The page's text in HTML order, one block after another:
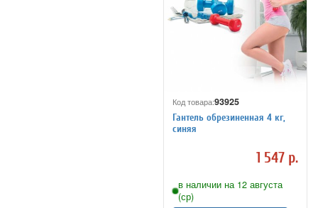
Код товара:93925
Гантель обрезиненная 4 кг,
синяя
1 547 р.
в наличии на 12 августа
(ср)